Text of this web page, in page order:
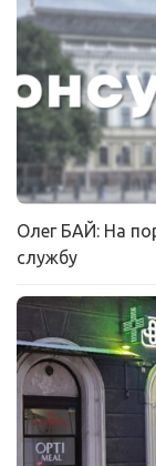
Олег БАЙ: На
службу